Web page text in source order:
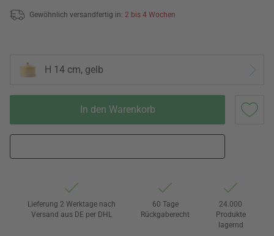
Gewöhnlich versandfertig in: 2 bis 4 Wochen
H 14 cm, gelb
In den Warenkorb
Lieferung 2 Werktage nach
Versand aus DE per DHL
60 Tage
Rückgaberecht
24.000
Produkte
lagernd